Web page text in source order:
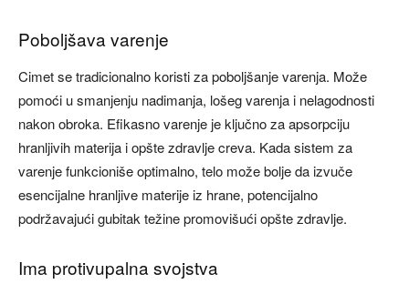
Poboljšava varenje​
Cimet se tradicionalno koristi za poboljšanje varenja. Može
pomoći u smanjenju nadimanja, lošeg varenja i nelagodnosti
nakon obroka. Efikasno varenje je ključno za apsorpciju
hranljivih materija i opšte zdravlje creva. Kada sistem za
varenje funkcioniše optimalno, telo može bolje da izvuče
esencijalne hranljive materije iz hrane, potencijalno
podržavajući gubitak težine promovišući opšte zdravlje.
Ima protivupalna svojstva​